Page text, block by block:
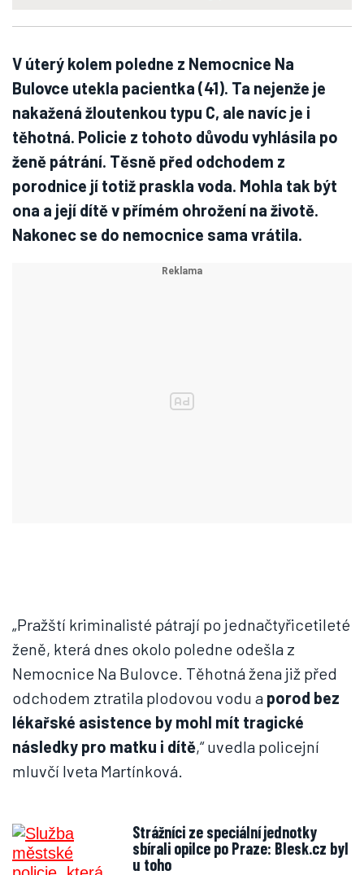
V úterý kolem poledne z Nemocnice Na
Bulovce utekla pacientka (41). Ta nejenže je
nakažená žloutenkou typu C, ale navíc je i
těhotná. Policie z tohoto důvodu vyhlásila po
ženě pátrání. Těsně před odchodem z
porodnice jí totiž praskla voda. Mohla tak být
ona a její dítě v přímém ohrožení na životě.
Nakonec se do nemocnice sama vrátila.
„Pražští kriminalisté pátrají po jednačtyřicetileté
ženě, která dnes okolo poledne odešla z
Nemocnice Na Bulovce. Těhotná žena již před
odchodem ztratila plodovou vodu a porod bez
lékařské asistence by mohl mít tragické
následky pro matku i dítě,“ uvedla policejní
mluvčí Iveta Martínková.
Strážníci ze speciální jednotky
sbírali opilce po Praze: Blesk.cz byl
u toho